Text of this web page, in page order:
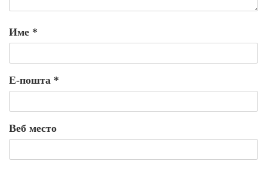
Име *
Е-пошта *
Веб место